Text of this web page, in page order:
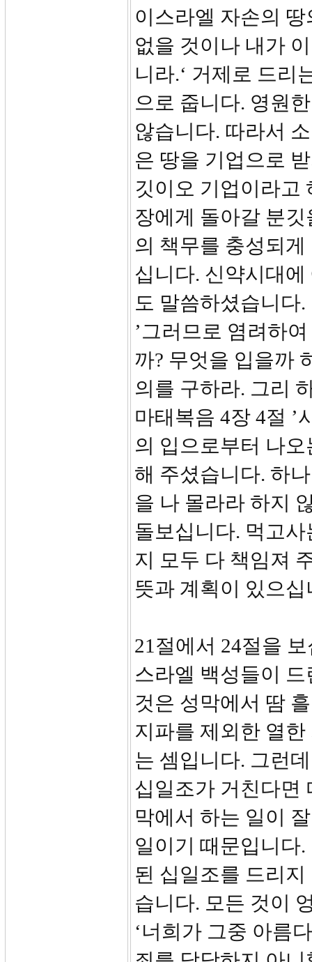
이스라엘 자손의
없을 것이나 내가
니라.‘ 거제로 드리
으로 줍니다. 영원
않습니다. 따라서
은 땅을 기업으로
깃이오 기업이라고
장에게 돌아갈 분
의 책무를 충성되
십니다. 신약시대
도 말씀하셨습니다
’그러므로 염려하
까? 무엇을 입을까
의를 구하라. 그리
마태복음 4장 4절 ’
의 입으로부터 나
해 주셨습니다. 하
을 나 몰라라 하지
돌보십니다. 먹고
지 모두 다 책임져
뜻과 계획이 있으십
21절에서 24절을
스라엘 백성들이
것은 성막에서 땀
지파를 제외한 열
는 셈입니다. 그런
십일조가 거친다면
막에서 하는 일이
일이기 때문입니다
된 십일조를 드리
습니다. 모든 것이
‘너희가 그중 아름